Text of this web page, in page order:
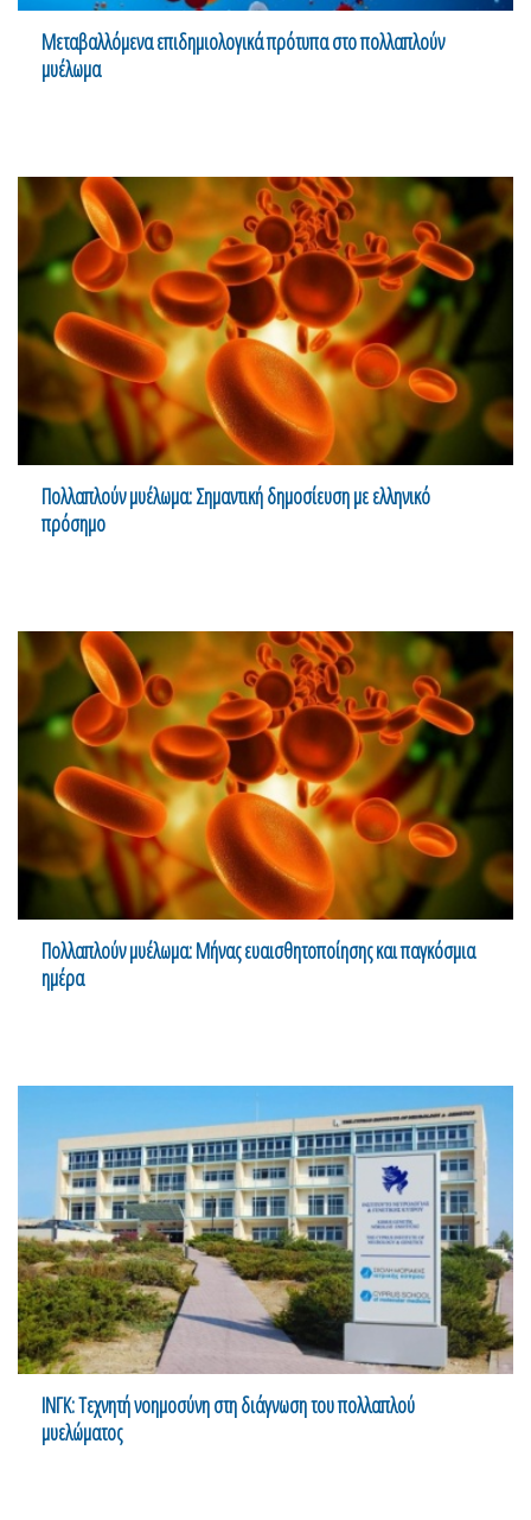
Μεταβαλλόμενα επιδημιολογικά πρότυπα στο πολλαπλούν
μυέλωμα
Πολλαπλούν μυέλωμα: Σημαντική δημοσίευση με ελληνικό
πρόσημο
Πολλαπλούν μυέλωμα: Μήνας ευαισθητοποίησης και παγκόσμια
ημέρα
ΙΝΓΚ: Τεχνητή νοημοσύνη στη διάγνωση του πολλαπλού
μυελώματος